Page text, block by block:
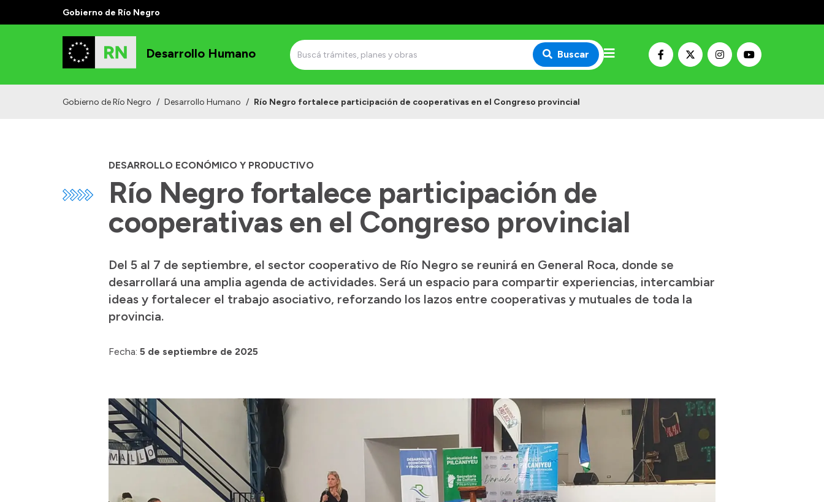
Gobierno de Río Negro
Desarrollo Humano Buscar
Gobierno de Río Negro / Desarrollo Humano / Río Negro fortalece participación de cooperativas en el Congreso provincial
DESARROLLO ECONÓMICO Y PRODUCTIVO
Río Negro fortalece participación de
cooperativas en el Congreso provincial
Del 5 al 7 de septiembre, el sector cooperativo de Río Negro se reunirá en General Roca, donde se
desarrollará una amplia agenda de actividades. Será un espacio para compartir experiencias, intercambiar
ideas y fortalecer el trabajo asociativo, reforzando los lazos entre cooperativas y mutuales de toda la
provincia.
Fecha: 5 de septiembre de 2025